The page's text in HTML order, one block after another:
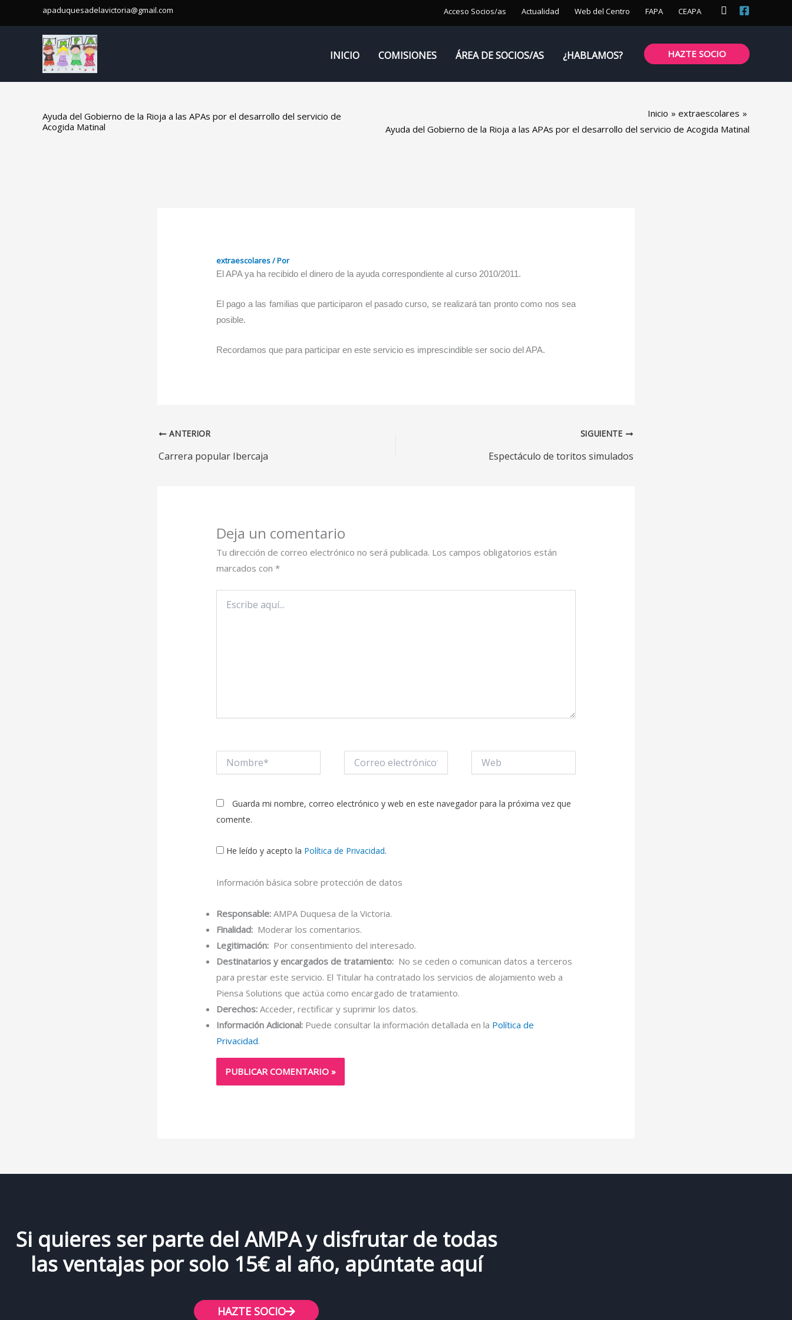
al
apaduquesadelavictoria@gmail.com Acceso Socios/as Actualidad Web del Centro FAPA CEAPA Buscar
INICIO COMISIONES ÁREA DE SOCIOS/AS ¿HABLAMOS? HAZTE SOCIO
Ayuda del Gobierno de la Rioja a las APAs por el desarrollo del servicio de
Acogida Matinal
Inicio
extraescolares
Ayuda del Gobierno de la Rioja a las APAs por el desarrollo del servicio de Acogida Matinal
extraescolares/ Por
El APA ya ha recibido el dinero de la ayuda correspondiente al curso 2010/2011.
El pago a las familias que participaron el pasado curso, se realizará tan pronto como nos sea
posible.
Recordamos que para participar en este servicio es imprescindible ser socio del APA.
ANTERIOR
Carrera popular Ibercaja
SIGUIENTE
Espectáculo de toritos simulados
Deja un comentario
Tu dirección de correo electrónico no será publicada. Los campos obligatorios están
marcados con*
aquí...
electrónico*
Guarda mi nombre, correo electrónico y web en este navegador para la próxima vez que
comente.
He leído y acepto la Política de Privacidad.
Información básica sobre protección de datos
Responsable: AMPA Duquesa de la Victoria.
Finalidad: Moderar los comentarios.
Legitimación: Por consentimiento del interesado.
Destinatarios y encargados de tratamiento: No se ceden o comunican datos a terceros
para prestar este servicio. El Titular ha contratado los servicios de alojamiento web a
Piensa Solutions que actúa como encargado de tratamiento.
Derechos: Acceder, rectificar y suprimir los datos.
Información Adicional: Puede consultar la información detallada en la Política de
Privacidad.
Si quieres ser parte del AMPA y disfrutar de todas
las ventajas por solo 15€ al año, apúntate aquí
HAZTE SOCIO